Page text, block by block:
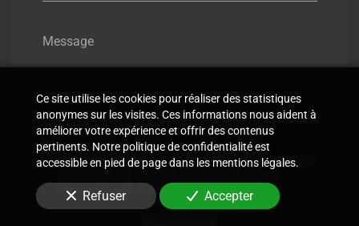
Message
En soumettant ce formulaire, j'accepte que les
informations saisies soient utilisées pour me recontacter
découler de cette demande.
Ce site utilise les cookies pour réaliser des statistiques
anonymes sur les visites. Ces informations nous aident à
améliorer votre expérience et offrir des contenus
pertinents. Notre politique de confidentialité est
accessible en pied de page dans les mentions légales.
Refuser Accepter